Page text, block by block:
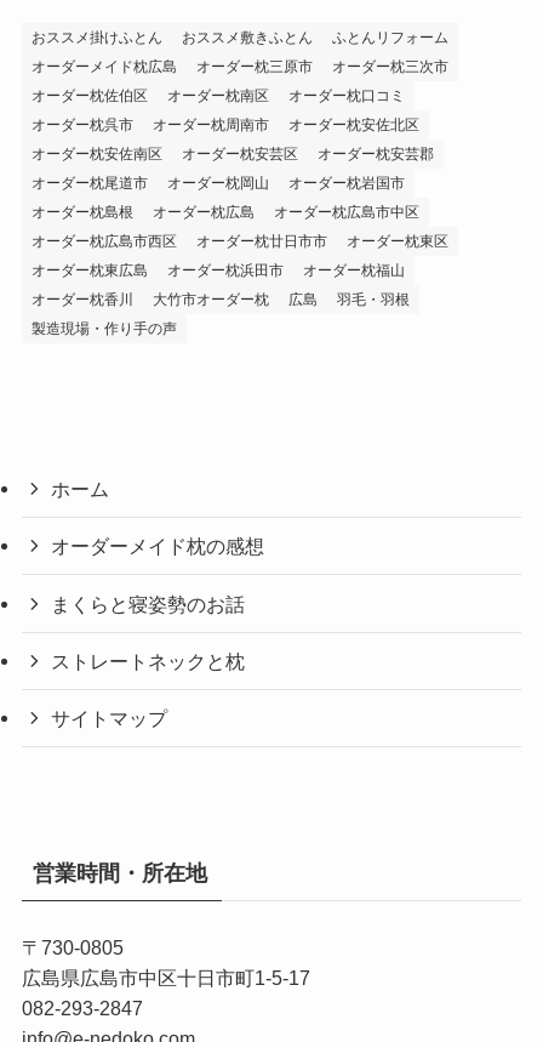
おススメ掛けふとん おススメ敷きふとん
ふとんリフォーム
オーダーメイド枕広島
オーダー枕三原市
オーダー枕三次市
オーダー枕佐伯区
オーダー枕南区
オーダー枕口コミ
オーダー枕呉市
オーダー枕周南市
オーダー枕安佐北区
オーダー枕安佐南区
オーダー枕安芸区
オーダー枕安芸郡
オーダー枕尾道市
オーダー枕岡山
オーダー枕岩国市
オーダー枕島根
オーダー枕広島
オーダー枕広島市中区
オーダー枕広島市西区
オーダー枕廿日市市
オーダー枕東区
オーダー枕東広島
オーダー枕浜田市
オーダー枕福山
オーダー枕香川
大竹市オーダー枕 広島
羽毛・羽根
製造現場・作り手の声
ホーム
オーダーメイド枕の感想
まくらと寝姿勢のお話
ストレートネックと枕
サイトマップ
営業時間・所在地
〒730-0805
広島県広島市中区十日市町1-5-17
082-293-2847